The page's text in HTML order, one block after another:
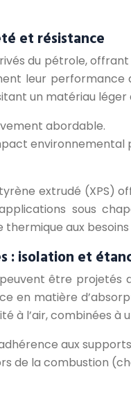
et résistance
du pétrole,
leur
un matériau léger
abordable.
environnemental
extrudé (XPS)
sous
aux besoins
: isolation et
être
en matière
l’air, combinées à
aux
de la combustion